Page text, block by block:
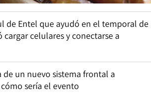
de Entel que ayudó en el temporal de
celulares y conectarse a
un nuevo sistema frontal a
sería el evento